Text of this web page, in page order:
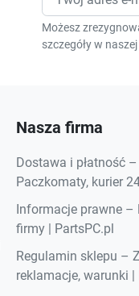
Możesz
szczegóły w
Nasza firma
Dostawa i płatność
Paczkomaty, kurier
Informacje prawne –
firmy | PartsPC.pl
Regulamin sklepu –
reklamacje, warunki |